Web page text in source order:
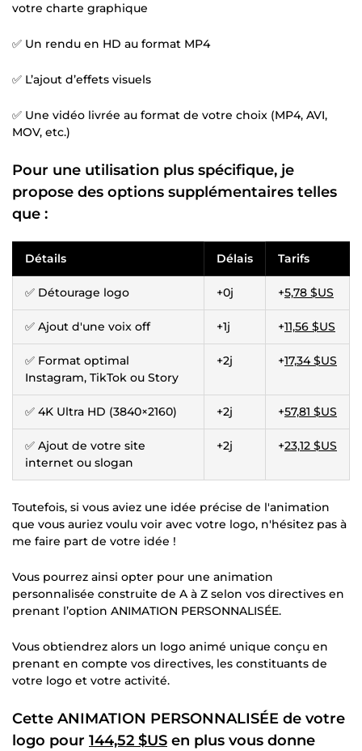
votre charte graphique
✅ Un rendu en HD au format MP4
✅ L’ajout d’effets visuels
✅ Une vidéo livrée au format de votre choix (MP4, AVI,
MOV, etc.)
Pour une utilisation plus spécifique, je
propose des options supplémentaires telles
que :
Détails Délais Tarifs
✅ Détourage logo +0j +5,78 $US
✅ Ajout d'une voix off +1j +11,56 $US
✅ Format optimal
Instagram, TikTok ou Story
+2j +17,34 $US
✅ 4K Ultra HD (3840×2160) +2j +57,81 $US
✅ Ajout de votre site
internet ou slogan
+2j +23,12 $US
Toutefois, si vous aviez une idée précise de l'animation
que vous auriez voulu voir avec votre logo, n'hésitez pas à
me faire part de votre idée !
Vous pourrez ainsi opter pour une animation
personnalisée construite de A à Z selon vos directives en
prenant l’option ANIMATION PERSONNALISÉE.
Vous obtiendrez alors un logo animé unique conçu en
prenant en compte vos directives, les constituants de
votre logo et votre activité.
Cette ANIMATION PERSONNALISÉE de votre
logo pour 144,52 $US en plus vous donne